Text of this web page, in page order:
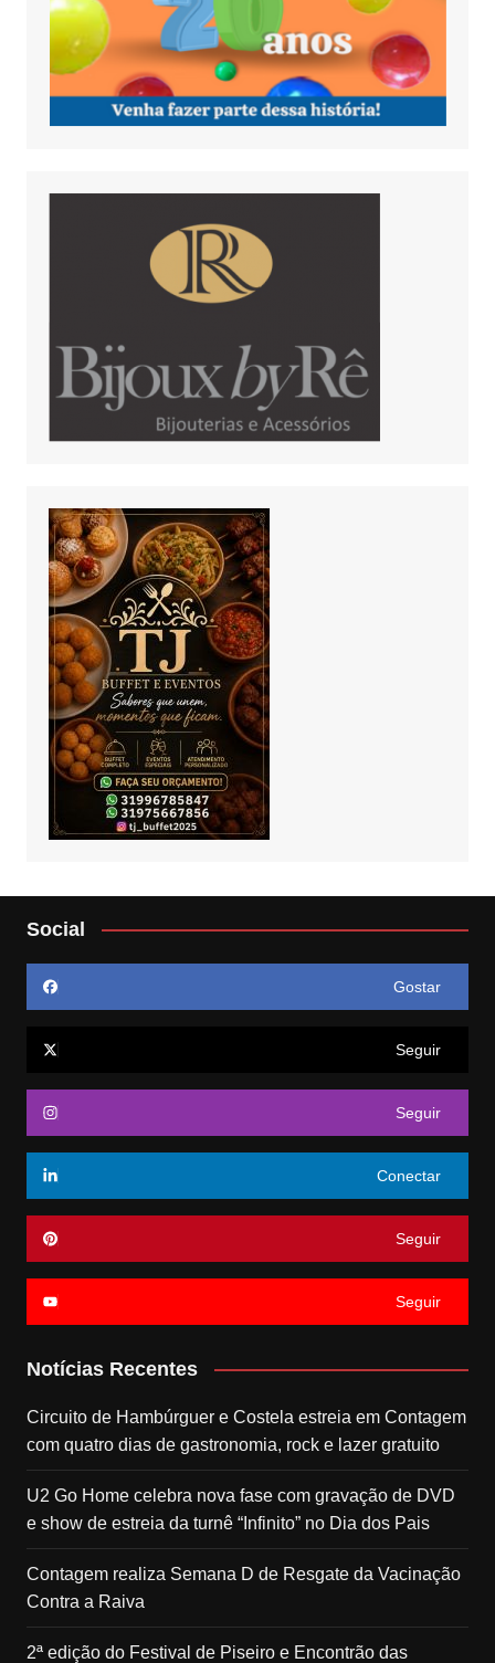
Social
Gostar
Seguir
Seguir
Conectar
Seguir
Seguir
Notícias Recentes
Circuito de Hambúrguer e Costela estreia em Contagem
com quatro dias de gastronomia, rock e lazer gratuito
U2 Go Home celebra nova fase com gravação de DVD
e show de estreia da turnê “Infinito” no Dia dos Pais
Contagem realiza Semana D de Resgate da Vacinação
Contra a Raiva
2ª edição do Festival de Piseiro e Encontrão das